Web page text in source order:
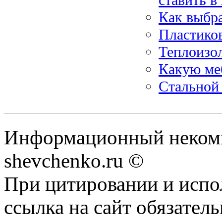
Как
Какую
Информационный
shevchenko.ru ©
При цитировании и
ссылка на сайт